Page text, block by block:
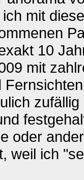
mit
10
mit
oder
weil ich